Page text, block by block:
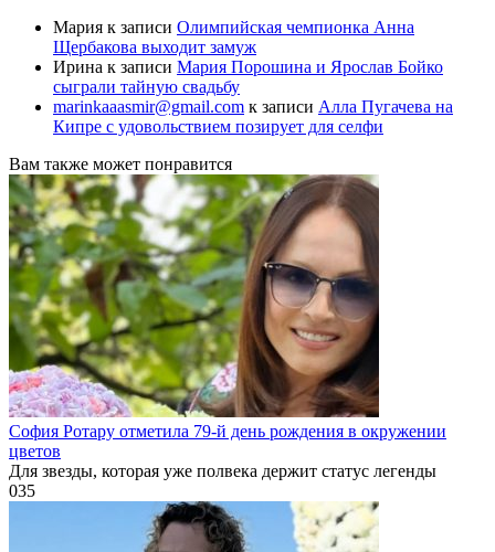
Мария к записи Олимпийская чемпионка Анна
Щербакова выходит замуж
Ирина к записи Мария Порошина и Ярослав Бойко
сыграли тайную свадьбу
marinkaaasmir@gmail.com к записи Алла Пугачева на
Кипре с удовольствием позирует для селфи
Вам также может понравится
София Ротару отметила 79-й день рождения в окружении
цветов
Для звезды, которая уже полвека держит статус легенды
035